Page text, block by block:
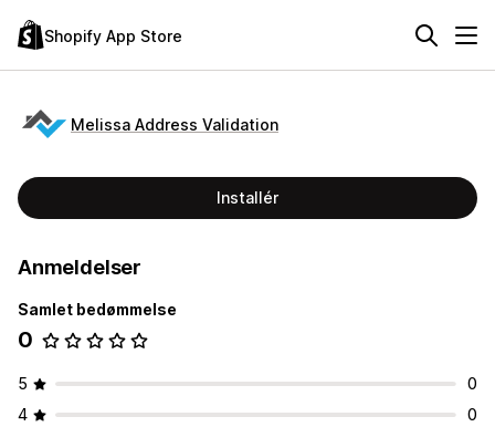
Shopify App Store
Melissa Address Validation
Installér
Anmeldelser
Samlet bedømmelse
0
5
0
4
0